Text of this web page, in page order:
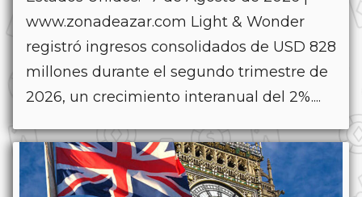
www.zonadeazar.com Light & Wonder
registró ingresos consolidados de USD 828
millones durante el segundo trimestre de
2026, un crecimiento interanual del 2%....